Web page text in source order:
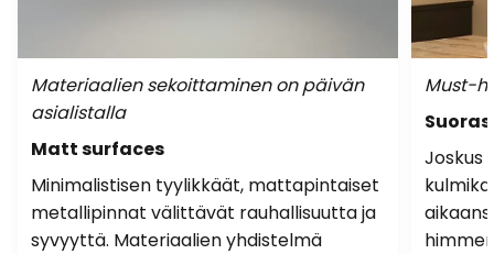
Materiaalien sekoittaminen on päivän
asialistalla
Matt surfaces
Minimalistisen tyylikkäät, mattapintaiset
metallipinnat välittävät rauhallisuutta ja
syvyyttä. Materiaalien yhdistelmä
Must-
Joskus